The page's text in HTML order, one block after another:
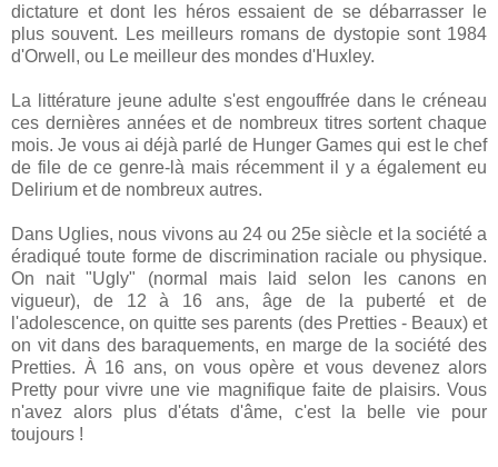
dictature et dont les héros essaient de se débarrasser le
plus souvent. Les meilleurs romans de dystopie sont 1984
d'Orwell, ou Le meilleur des mondes d'Huxley.
La littérature jeune adulte s'est engouffrée dans le créneau
ces dernières années et de nombreux titres sortent chaque
mois. Je vous ai déjà parlé de Hunger Games qui est le chef
de file de ce genre-là mais récemment il y a également eu
Delirium et de nombreux autres.
Dans Uglies, nous vivons au 24 ou 25e siècle et la société a
éradiqué toute forme de discrimination raciale ou physique.
On nait "Ugly" (normal mais laid selon les canons en
vigueur), de 12 à 16 ans, âge de la puberté et de
l'adolescence, on quitte ses parents (des Pretties - Beaux) et
on vit dans des baraquements, en marge de la société des
Pretties. À 16 ans, on vous opère et vous devenez alors
Pretty pour vivre une vie magnifique faite de plaisirs. Vous
n'avez alors plus d'états d'âme, c'est la belle vie pour
toujours !